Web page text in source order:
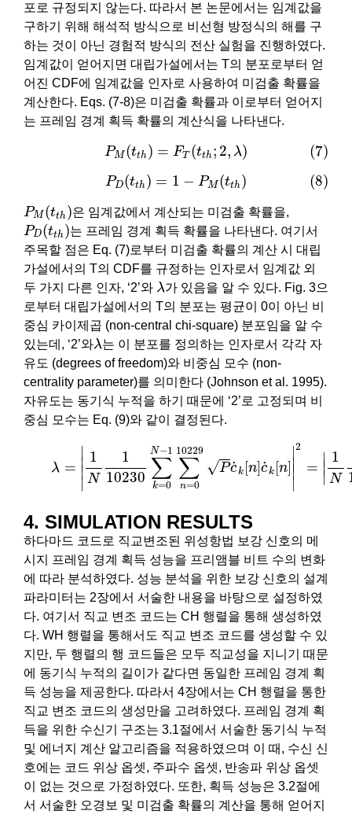
포로 규정되지 않는다. 따라서 본 논문에서는 임계값을
구하기 위해 해석적 방식으로 비선형 방정식의 해를 구
하는 것이 아닌 경험적 방식의 전산 실험을 진행하였다.
임계값이 얻어지면 대립가설에서는 T의 분포로부터 얻
어진 CDF에 임계값을 인자로 사용하여 미검출 확률을
계산한다. Eqs. (7-8)은 미검출 확률과 이로부터 얻어지
는 프레임 경계 획득 확률의 계산식을 나타낸다.
PM (tth) = FT (tth; 2, λ) (7)
(7) PM (t =F T( ;2 λ)
PD(tth) = 1 − PM (tth) (8)
(8) P ( = PM (t )
PM (tth)
PM (t )은 임계값에서 계산되는 미검출 확률을,
PD(tth)
PD(t th)는 프레임 경계 획득 확률을 나타낸다. 여기서
주목할 점은 Eq. (7)로부터 미검출 확률의 계산 시 대립
가설에서의 T의 CDF를 규정하는 인자로서 임계값 외
두 가지 다른 인자, ‘2’와 λ
λ가 있음을 알 수 있다. Fig. 3으
로부터 대립가설에서의 T의 분포는 평균이 0이 아닌 비
중심 카이제곱 (non-central chi-square) 분포임을 알 수
있는데, ‘2’와λ
λ는 이 분포를 정의하는 인자로서 각각 자
유도 (degrees of freedom)와 비중심 모수 (non-
centrality parameter)를 의미한다 (Johnson et al. 1995).
자유도는 동기식 누적을 하기 때문에 ‘2’로 고정되며 비
중심 모수는 Eq. (9)와 같이 결정된다.
λ = ∣ ∣
∣
1
N
1
10230
N −1
∑
k=0
10229
∑
n=0
√P˙
ck [n]˙
ck [n]
∣
∣ ∣
∣
2
= ∣∣
∣
1
N
1 = c˙
4. SIMULATION RESULTS
하다마드 코드로 직교변조된 위성항법 보강 신호의 메
시지 프레임 경계 획득 성능을 프리앰블 비트 수의 변화
에 따라 분석하였다. 성능 분석을 위한 보강 신호의 설계
파라미터는 2장에서 서술한 내용을 바탕으로 설정하였
다. 여기서 직교 변조 코드는 CH 행렬을 통해 생성하였
다. WH 행렬을 통해서도 직교 변조 코드를 생성할 수 있
지만, 두 행렬의 행 코드들은 모두 직교성을 지니기 때문
에 동기식 누적의 길이가 같다면 동일한 프레임 경계 획
득 성능을 제공한다. 따라서 4장에서는 CH 행렬을 통한
직교 변조 코드의 생성만을 고려하였다. 프레임 경계 획
득을 위한 수신기 구조는 3.1절에서 서술한 동기식 누적
및 에너지 계산 알고리즘을 적용하였으며 이 때, 수신 신
호에는 코드 위상 옵셋, 주파수 옵셋, 반송파 위상 옵셋
이 없는 것으로 가정하였다. 또한, 획득 성능은 3.2절에
서 서술한 오경보 및 미검출 확률의 계산을 통해 얻어지